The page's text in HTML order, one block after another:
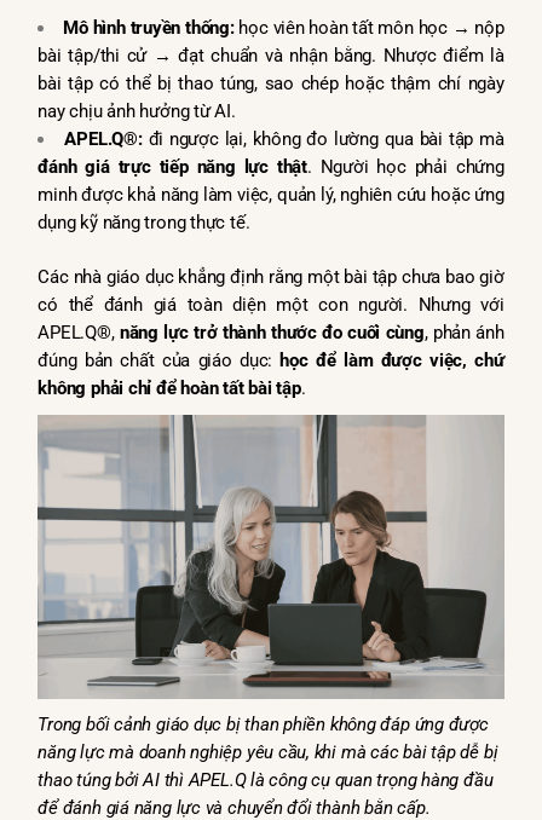
Mô hình truyền thống:học viên hoàn tất môn học → nộp
bài tập/thi cử → đạt chuẩn và nhận bằng. Nhược điểm là
bài tập có thể bị thao túng, sao chép hoặc thậm chí ngày
nay chịu ảnh hưởng từ AI.
APEL.Q®:đi ngược lại, không đo lường qua bài tập mà
đánh giá trực tiếp năng lực thật. Người học phải chứng
minh được khả năng làm việc, quản lý, nghiên cứu hoặc ứng
dụng kỹ năng trong thực tế.
Các nhà giáo dục khẳng định rằng một bài tập chưa bao giờ
có thể đánh giá toàn diện một con người. Nhưng với
APEL.Q®, năng lực trở thành thước đo cuối cùng, phản ánh
đúng bản chất của giáo dục: học để làm được việc, chứ
không phải chỉ để hoàn tất bài tập.
Trong bối cảnh giáo dục bị than phiền không đáp ứng được
năng lực mà doanh nghiệp yêu cầu, khi mà các bài tập dễ bị
thao túng bởi AI thì APEL.Q là công cụ quan trọng hàng đầu
để đánh giá năng lực và chuyển đổi thành bằn cấp.